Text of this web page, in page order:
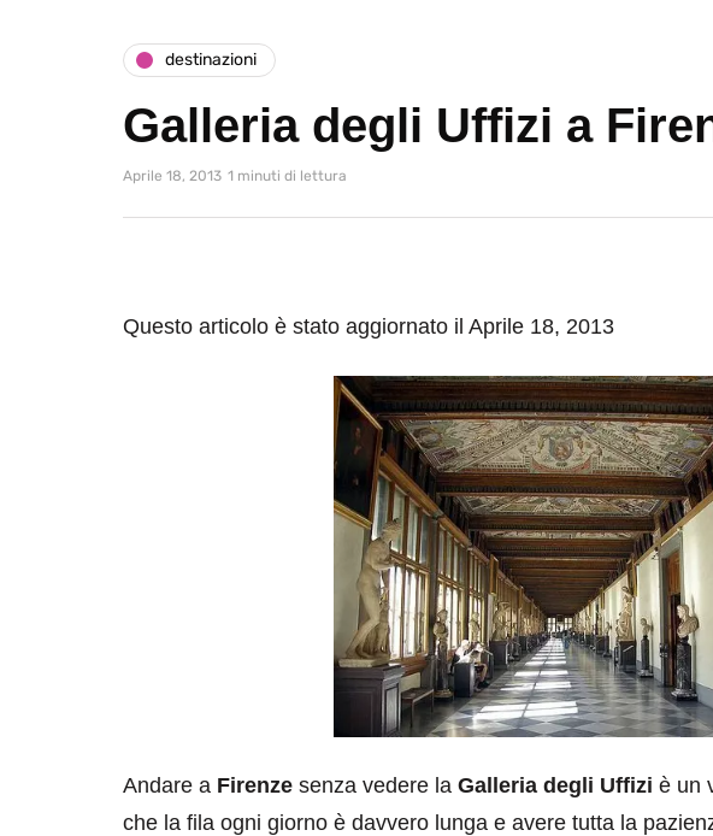
destinazioni
Galleria degli Uffizi a
Aprile 18, 2013 1 minuti di lettura
Questo articolo è stato aggiornato il Aprile 18, 2013
Andare a Firenze senza vedere la Galleria degli Uffizi è un
che la fila ogni giorno è davvero lunga e avere tutta la